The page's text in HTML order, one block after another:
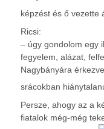
képzést és ő vezette
Ricsi:
– úgy gondolom egy
fegyelem, alázat,
Nagybányára
srácokban
Persze, ahogy az a
fiatalok még-még